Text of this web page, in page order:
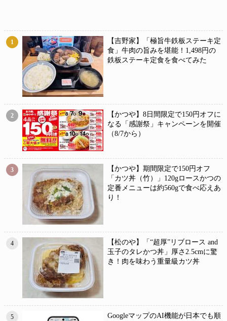
1
【吉野家】「極旨牛鉄板ステーキ定
食」牛肉の旨みを堪能！1,498円の
鉄板ステーキ定食を食べてみた
2
【かつや】8日間限定で150円オフに
なる「感謝祭」キャンペーンを開催
（8/7から）
3
【かつや】期間限定で150円オフ
「カツ丼（竹）」120gロースかつの
定番メニューは約560gで食べ応えあ
り！
4
【松のや】「“超厚”リブロース and
玉子のタレかつ丼」厚さ2.5cmに驚
き！肉を味わう重量級カツ丼
5
GoogleマップのAI機能が日本でも順